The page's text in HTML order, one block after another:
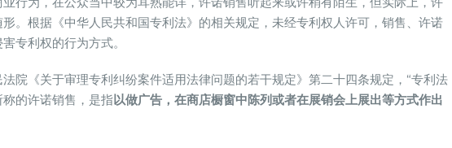
。根据《中华人民共和国专利法》的相关规定，未经专利权人许可，销售、许诺
专利权的行为方式。
院《关于审理专利纠纷案件适用法律问题的若干规定》第二十四条规定，“专利法
的许诺销售，是指以做广告，在商店橱窗中陈列或者在展销会上展出等方式作出